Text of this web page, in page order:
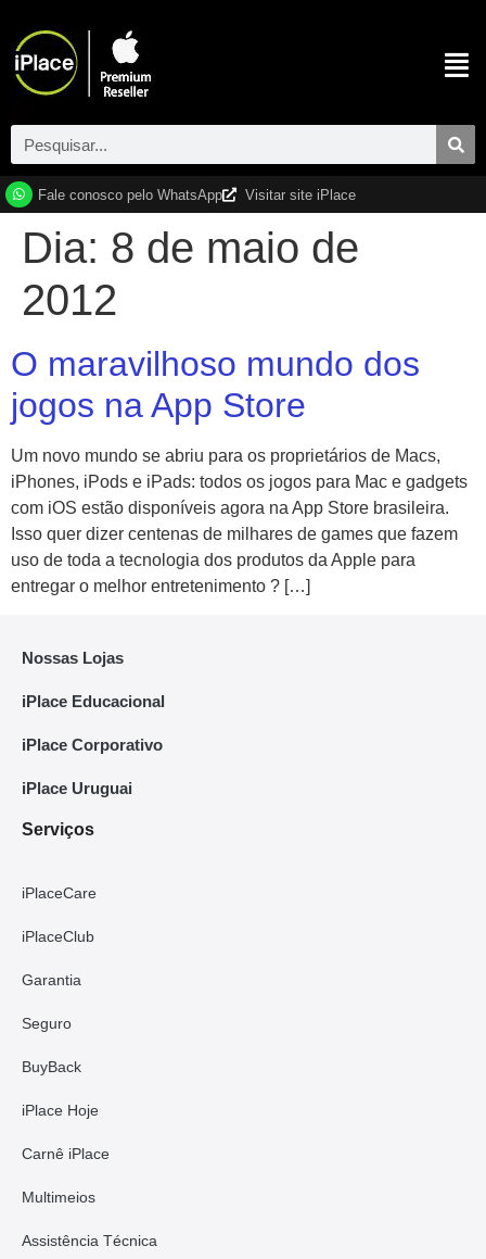
Fale conosco pelo WhatsApp Visitar site iPlace
Dia: 8 de maio de
2012
O maravilhoso mundo dos
jogos na App Store
Um novo mundo se abriu para os proprietários de Macs,
iPhones, iPods e iPads: todos os jogos para Mac e gadgets
com iOS estão disponíveis agora na App Store brasileira.
Isso quer dizer centenas de milhares de games que fazem
uso de toda a tecnologia dos produtos da Apple para
entregar o melhor entretenimento ? […]
Nossas Lojas
iPlace Educacional
iPlace Corporativo
iPlace Uruguai
Serviços
iPlaceCare
iPlaceClub
Garantia
Seguro
BuyBack
iPlace Hoje
Carnê iPlace
Multimeios
Assistência Técnica